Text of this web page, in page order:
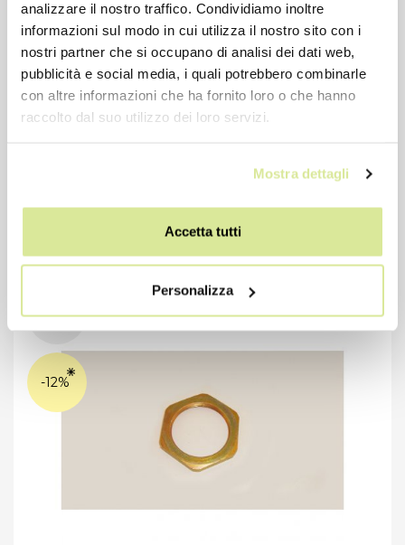
analizzare il nostro traffico. Condividiamo inoltre
informazioni sul modo in cui utilizza il nostro sito con i
nostri partner che si occupano di analisi dei dati web,
pubblicità e social media, i quali potrebbero combinarle
con altre informazioni che ha fornito loro o che hanno
raccolto dal suo utilizzo dei loro servizi.
Mostra dettagli
Accetta tutti
Personalizza
€ 1,20
-12%